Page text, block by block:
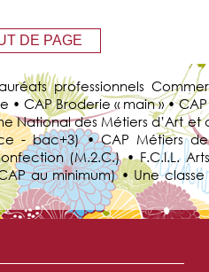
HAUT DE PAGE
professionnels
CAP Broderie « main » •
National des Métiers d’Art et
- bac+3) • CAP
(M.2.C.) • F.C.I.L.
au minimum) • Une